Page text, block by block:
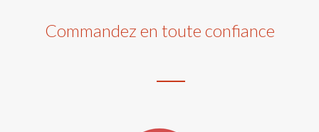
Commandez en toute confiance